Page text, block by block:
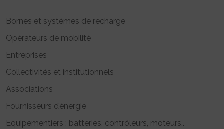
Bornes et systèmes de recharge
Opérateurs de mobilité
Entreprises
Collectivités et institutionnels
Associations
Fournisseurs d’énergie
Equipementiers : batteries, contrôleurs, moteurs..